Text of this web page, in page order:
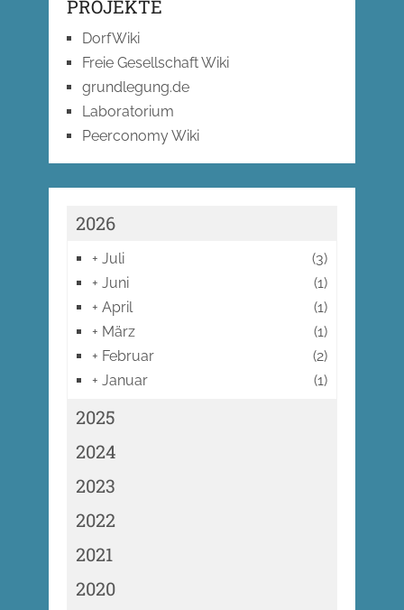
PROJEKTE
DorfWiki
Freie Gesellschaft Wiki
grundlegung.de
Laboratorium
Peerconomy Wiki
2026
+ Juli
(3)
+ Juni
(1)
+ April
(1)
+ März
(1)
+ Februar
(2)
+ Januar (1)
2025
2024
2023
2022
2021
2020